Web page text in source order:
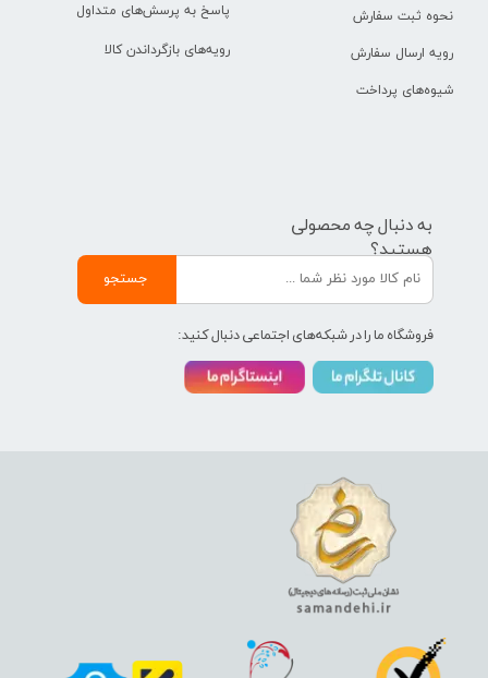
نحوه ثبت سفارش
رویه ارسال سفارش
شیوه‌های پرداخت
پاسخ به پرسش‌های متداول
رویه‌های بازگرداندن کالا
به دنبال چه محصولی
هستید؟
جستجو
فروشگاه ما را در شبکه‌های اجتماعی دنبال کنید: